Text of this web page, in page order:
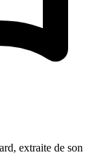
extraite de son